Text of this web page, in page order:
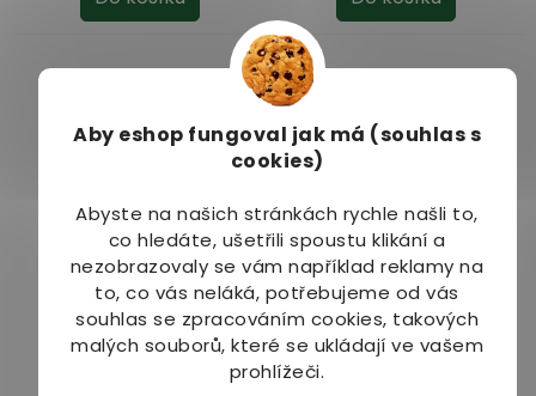
Aby eshop fungoval jak má (souhlas s
cookies)
Abyste na našich stránkách rychle našli to,
co hledáte, ušetřili spoustu klikání a
nezobrazovaly se vám například reklamy na
to, co vás neláká, potřebujeme od vás
souhlas se zpracováním cookies, takových
malých souborů, které se ukládají ve vašem
prohlížeči.
Organis Arašídový
krém s hořkou
čokoládou 920 g
Dostupné do 2 dnů
239 Kč
Organis Arašídový
krém s mléčnou
čokoládou 920 g
Dostupné do 2 dnů
239 Kč